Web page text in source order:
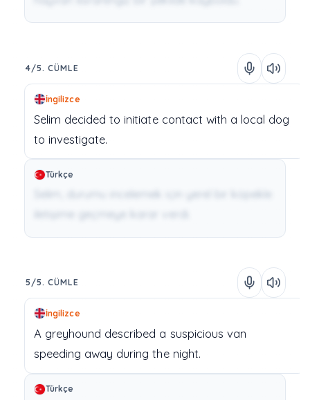
4/5. CÜMLE
İngilizce
Selim decided to initiate contact with a local dog
to investigate.
Türkçe
Selim, durumu incelemek için yerel bir köpekle
5/5. CÜMLE
İngilizce
A greyhound described a suspicious van
speeding away during the night.
Türkçe